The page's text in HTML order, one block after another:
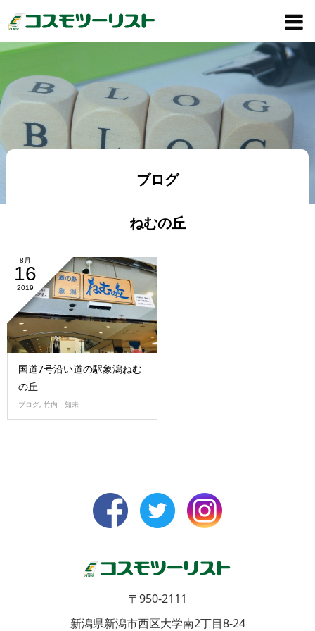
ブログ
ねむの丘
8月
16
2019
国道7号沿い道の駅象潟ねむ
の丘
ブログ, 竹内 知未
〒950-2111
新潟県新潟市西区大学南2丁目8-24